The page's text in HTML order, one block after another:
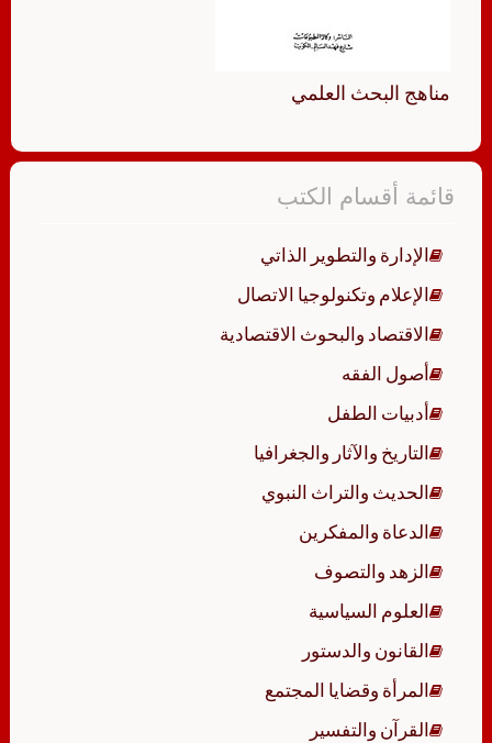
مناهج البحث العلمي
قائمة أقسام الكتب
الإدارة والتطوير الذاتي
الإعلام وتكنولوجيا الاتصال
الاقتصاد والبحوث الاقتصادية
أصول الفقه
أدبيات الطفل
التاريخ والآثار والجغرافيا
الحديث والتراث النبوي
الدعاة والمفكرين
الزهد والتصوف
العلوم السياسية
القانون والدستور
المرأة وقضايا المجتمع
القرآن والتفسير